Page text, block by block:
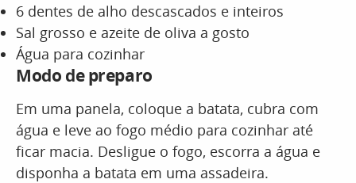
6 dentes de alho descascados e inteiros
Sal grosso e azeite de oliva a gosto
Água para cozinhar
Modo de preparo
Em uma panela, coloque a batata, cubra com
água e leve ao fogo médio para cozinhar até
ficar macia. Desligue o fogo, escorra a água e
disponha a batata em uma assadeira.